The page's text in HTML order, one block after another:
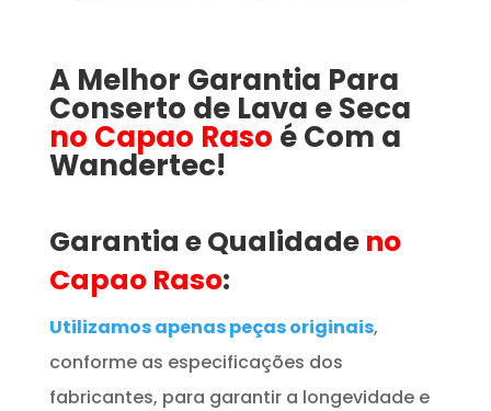
A Melhor Garantia Para
Conserto de Lava e Seca
no Capao Raso é Com a
Wandertec!
Garantia e Qualidadeno
Capao Raso:
Utilizamos apenas peças originais,
conforme as especificações dos
fabricantes, para garantir a longevidade e